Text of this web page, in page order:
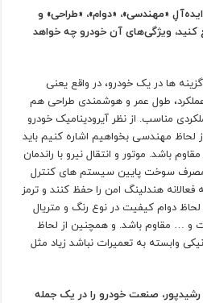
ایده‌آلِ «مهندسی»، «دوام»، «طراحی» و
کنید، ویژگی‌های آن خودرو چه خواهد
ها در یک خودرو، در واقع یعنی
طول عمر و هوشمندی طراحی هم
مناسب. از نظر آیرودینامیک خودرو
لحاظ مهندسی بخواهیم اشاره کنیم باید
باشد. موتور و انتقال نیرو با راندمان
مصرف سوخت پایین سیستم های کنترل
هندلینگ امن را حفظ کنند و ترمز
لحاظ دوام کیفیت در نوع رنگ و متریال
و … مقاوم باشد. و همچنین از لحاظ
وابسته به تعمیرات نباشد زیاد مثل
رشیدپور، صنعت خودرو را در یک جمله